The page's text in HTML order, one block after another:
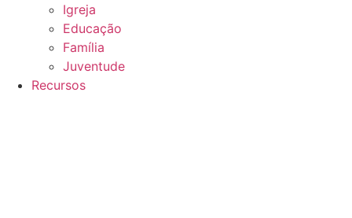
Igreja
Educação
Família
Juventude
Recursos